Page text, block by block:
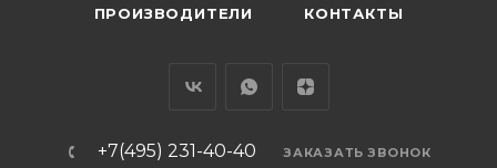
ПРОИЗВОДИТЕЛИ КОНТАКТЫ
+7(495) 231-40-40 ЗАКАЗАТЬ ЗВОНОК